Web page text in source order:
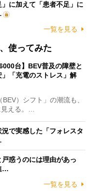
」に加えて「患者不足」に
一覧を見る
使ってみた
台】BEV普及の障壁と
「充電のストレス」解
）シフト」の潮流も、
見える。…
で実感した「フォレスタ
惑うのには理由があっ
…
一覧を見る